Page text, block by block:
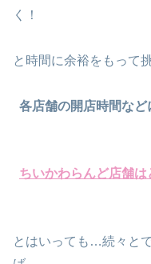
く！
と時間に余裕をもって
各店舗の開店時間な
ちいかわらんど店舗
とはいっても…続々と